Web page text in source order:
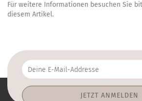
Für weitere Informationen besuchen Sie
diesem Artikel.
Deine
E-
Addresse